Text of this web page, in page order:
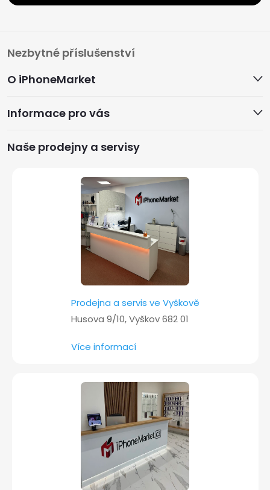
Z
á
p
a
O iPhoneMarket
Informace pro vás
Naše prodejny a servisy
Prodejna a servis ve Vyškově
Husova 9/10, Vyškov 682 01
Více informací
Nezbytné příslušenství